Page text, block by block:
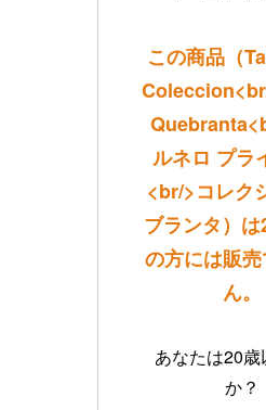
この商品（
ルネロ プラ
<br/>コレク
ブランタ）
の方には販
ん。
あなたは20歳
か？